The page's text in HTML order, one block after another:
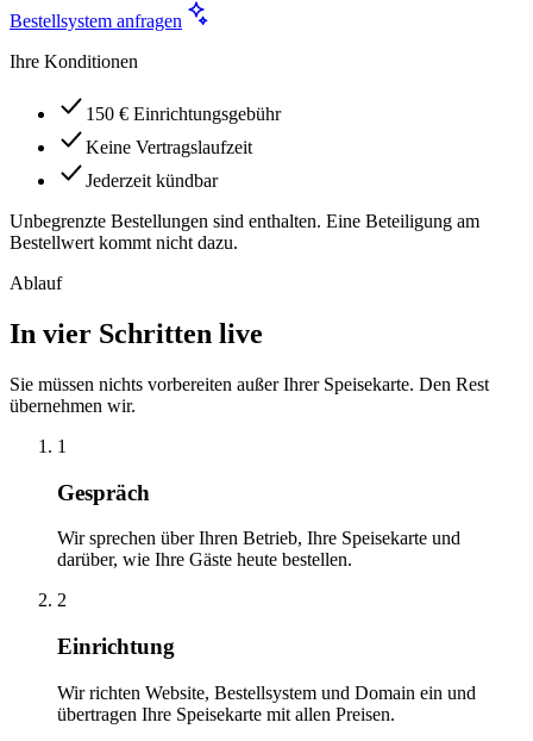
Bestellsystem anfragen
Ihre Konditionen
150 € Einrichtungsgebühr
Keine Vertragslaufzeit
Jederzeit kündbar
Unbegrenzte Bestellungen sind enthalten. Eine Beteiligung am
Bestellwert kommt nicht dazu.
Ablauf
In vier Schritten live
Sie müssen nichts vorbereiten außer Ihrer Speisekarte. Den Rest
übernehmen wir.
1
Gespräch
Wir sprechen über Ihren Betrieb, Ihre Speisekarte und
darüber, wie Ihre Gäste heute bestellen.
2
Einrichtung
Wir richten Website, Bestellsystem und Domain ein und
übertragen Ihre Speisekarte mit allen Preisen.